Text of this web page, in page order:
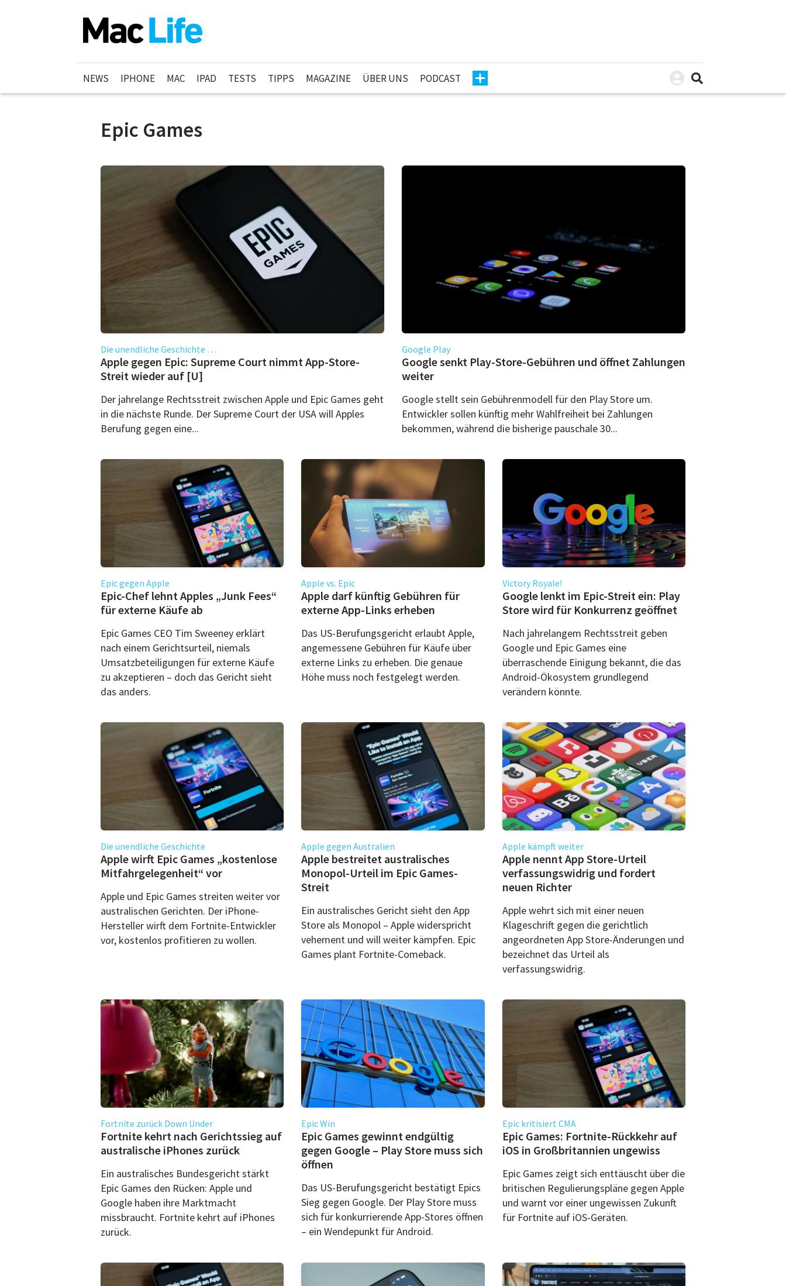
NEWS IPHONE MAC IPAD TESTS TIPPS MAGAZINE ÜBER UNS PODCAST
Epic Games
Die unendliche Geschichte …
Apple gegen Epic: Supreme Court nimmt App-Store-
Streit wieder auf [U]
Der jahrelange Rechtsstreit zwischen Apple und Epic Games geht
in die nächste Runde. Der Supreme Court der USA will Apples
Berufung gegen eine...
Google Play
Google senkt Play-Store-Gebühren und öffnet Zahlungen
weiter
Google stellt sein Gebührenmodell für den Play Store um.
Entwickler sollen künftig mehr Wahlfreiheit bei Zahlungen
bekommen, während die bisherige pauschale 30...
Epic gegen Apple
Epic-Chef lehnt Apples „Junk Fees“
für externe Käufe ab
Epic Games CEO Tim Sweeney erklärt
nach einem Gerichtsurteil, niemals
Umsatzbeteiligungen für externe Käufe
zu akzeptieren – doch das Gericht sieht
das anders.
Apple vs. Epic
Apple darf künftig Gebühren für
externe App-Links erheben
Das US-Berufungsgericht erlaubt Apple,
angemessene Gebühren für Käufe über
externe Links zu erheben. Die genaue
Höhe muss noch festgelegt werden.
Victory Royale!
Google lenkt im Epic-Streit ein: Play
Store wird für Konkurrenz geöffnet
Nach jahrelangem Rechtsstreit geben
Google und Epic Games eine
überraschende Einigung bekannt, die das
Android-Ökosystem grundlegend
verändern könnte.
Die unendliche Geschichte
Apple wirft Epic Games „kostenlose
Mitfahrgelegenheit“ vor
Apple und Epic Games streiten weiter vor
australischen Gerichten. Der iPhone-
Hersteller wirft dem Fortnite-Entwickler
vor, kostenlos profitieren zu wollen.
Apple gegen Australien
Apple bestreitet australisches
Monopol-Urteil im Epic Games-
Streit
Ein australisches Gericht sieht den App
Store als Monopol – Apple widerspricht
vehement und will weiter kämpfen. Epic
Games plant Fortnite-Comeback.
Apple kämpft weiter
Apple nennt App Store-Urteil
verfassungswidrig und fordert
neuen Richter
Apple wehrt sich mit einer neuen
Klageschrift gegen die gerichtlich
angeordneten App Store-Änderungen und
bezeichnet das Urteil als
verfassungswidrig.
Fortnite zurück Down Under
Fortnite kehrt nach Gerichtssieg auf
australische iPhones zurück
Ein australisches Bundesgericht stärkt
Epic Games den Rücken: Apple und
Google haben ihre Marktmacht
missbraucht. Fortnite kehrt auf iPhones
zurück.
Epic Win
Epic Games gewinnt endgültig
gegen Google – Play Store muss sich
öffnen
Das US-Berufungsgericht bestätigt Epics
Sieg gegen Google. Der Play Store muss
sich für konkurrierende App-Stores öffnen
– ein Wendepunkt für Android.
Epic kritisiert CMA
Epic Games: Fortnite-Rückkehr auf
iOS in Großbritannien ungewiss
Epic Games zeigt sich enttäuscht über die
britischen Regulierungspläne gegen Apple
und warnt vor einer ungewissen Zukunft
für Fortnite auf iOS-Geräten.